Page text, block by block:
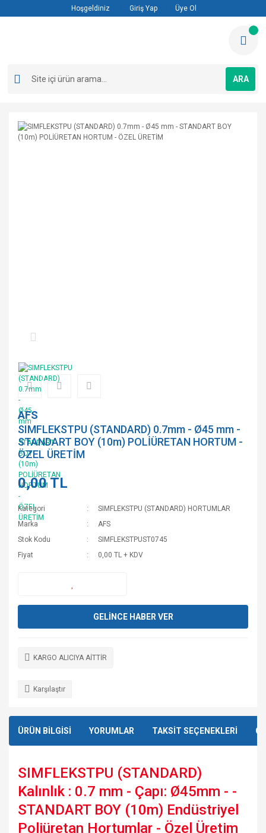
Hoşgeldiniz Giriş Yap Üye Ol
ARA
AFS
SIMFLEKSTPU (STANDARD) 0.7mm - Ø45 mm -
STANDART BOY (10m) POLİÜRETAN HORTUM -
ÖZEL ÜRETİM
0,00 TL
Kategori
SIMFLEKSTPU (STANDARD) HORTUMLAR
Marka
AFS
Stok Kodu
SIMFLEKSTPUST0745
Fiyat
0,00 TL + KDV
GELİNCE HABER VER
KARGO ALICIYA AİTTİR
Karşılaştır
ÜRÜN BİLGİSİ YORUMLAR TAKSİT SEÇENEKLERİ
SIMFLEKSTPU (STANDARD)
Kalınlık : 0.7 mm - Çapı: Ø45mm - -
STANDART BOY (10m) Endüstriyel
Poliüretan Hortumlar - Özel Üretim